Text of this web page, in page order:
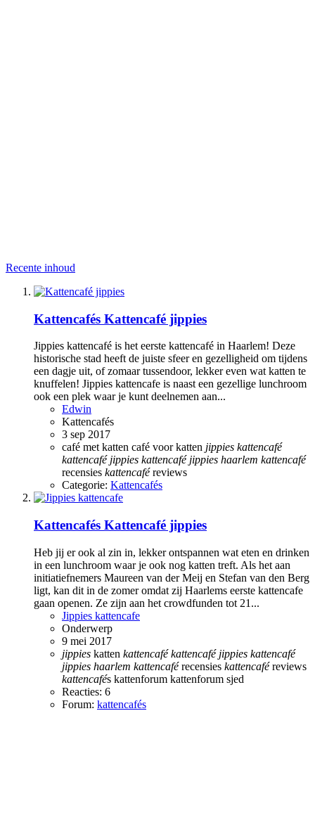
Recente inhoud
Kattencafés Kattencafé jippies
Jippies kattencafé is het eerste kattencafé in Haarlem! Deze
historische stad heeft de juiste sfeer en gezelligheid om tijdens
een dagje uit, of zomaar tussendoor, lekker even wat katten te
knuffelen! Jippies kattencafe is naast een gezellige lunchroom
ook een plek waar je kunt deelnemen aan...
Edwin
Kattencafés
3 sep 2017
café met katten café voor katten jippies kattencafé
kattencafé jippies kattencafé jippies haarlem kattencafé
recensies kattencafé reviews
Categorie: Kattencafés
Kattencafés Kattencafé jippies
Heb jij er ook al zin in, lekker ontspannen wat eten en drinken
in een lunchroom waar je ook nog katten treft. Als het aan
initiatiefnemers Maureen van der Meij en Stefan van den Berg
ligt, kan dit in de zomer omdat zij Haarlems eerste kattencafe
gaan openen. Ze zijn aan het crowdfunden tot 21...
Jippies kattencafe
Onderwerp
9 mei 2017
jippies katten kattencafé kattencafé jippies kattencafé
jippies haarlem kattencaférecensies kattencaféreviews
kattencafés kattenforum kattenforum sjed
Reacties: 6
Forum: kattencafés